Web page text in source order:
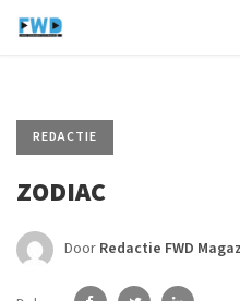
REDACTIE
ZODIAC
Door Redactie FWD